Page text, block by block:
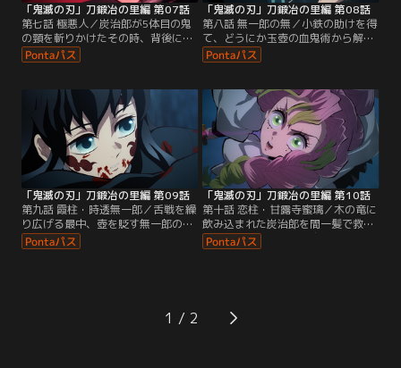
「鬼滅の刃」刀鍛冶の里編 第07話
第七話 極悪人／炭治郎が5体目の鬼
の頸を斬りかけたその時、背後に新
たな鬼が迫る。その鬼は、喜怒哀楽
の4体が合体して生まれた「憎」の
髪、攻撃から逃れた炭治郎だった
が、5体目の鬼の頸を斬り損ねてし
まう。怯える鬼の頸を斬ろうとする
炭治郎たちを「極悪人」と罵る憎珀
天に、炭治郎は激昂し立ち向かう-
-。
「鬼滅の刃」刀鍛冶の里編 第08話
第八話 無一郎の無／小鉄の助けを得
て、どうにか玉壺の血鬼術から解放
された無一郎だったが、ダメージが
蓄積した身体は限界を迎えていた。
の鬼たち。鬼が二人に襲い掛かった
その刹那、無一郎は思い出す。それ
は、杣人の父、母、そして、双子の
兄・有一郎との記憶だった--。
「鬼滅の刃」刀鍛冶の里編 第09話
第九話 霞柱・時透無一郎／舌戦を繰
り広げる最中、壺を貶す無一郎の一
言に逆上し猛攻を加える玉壺。玉壺
の攻撃に全く怯まず、翻弄していく
魚に変える拳、これまで以上のスピ
ードを誇る玉壺に無一郎は……？
「鬼滅の刃」刀鍛冶の里編 第10話
第十話 恋柱・甘露寺蜜璃／木の竜に
飲み込まれた炭治郎を間一髪で救出
した蜜璃は、禰豆子と玄弥を救い出
そうと憎珀天に立ち向かう。木の竜
ってしまう。とどめの攻撃が迫るそ
の瞬間、蜜璃の脳裏に過ぎるのは、
1